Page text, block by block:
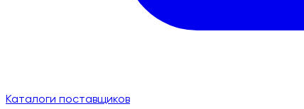
Каталоги поставщиков